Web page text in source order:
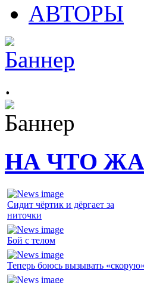
АВТОРЫ
.
НА ЧТО
Сидит чёртик и дёргает за
ниточки
Бой с телом
Теперь боюсь вызывать «скорую»